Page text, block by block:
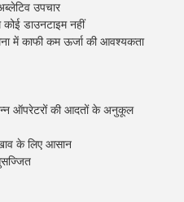
उपचार
डाउनटाइम नहीं
में काफी कम ऊर्जा की आवश्यकता
ऑपरेटरों की आदतों के अनुकूल
के लिए आसान